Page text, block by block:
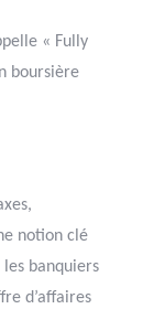
« Fully
boursière
notion clé
banquiers
d’affaires